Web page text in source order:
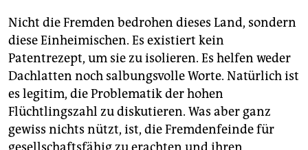
Nicht die Fremden bedrohen dieses Land, sondern
diese Einheimischen. Es existiert kein
Patentrezept, um sie zu isolieren. Es helfen weder
Dachlatten noch salbungsvolle Worte. Natürlich ist
es legitim, die Problematik der hohen
Flüchtlingszahl zu diskutieren. Was aber ganz
gewiss nichts nützt, ist, die Fremdenfeinde für
gesellschaftsfähig zu erachten und ihren